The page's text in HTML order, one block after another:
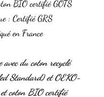
avec du coton recyclé
Standard) etOEKO-
coton BIO certifié